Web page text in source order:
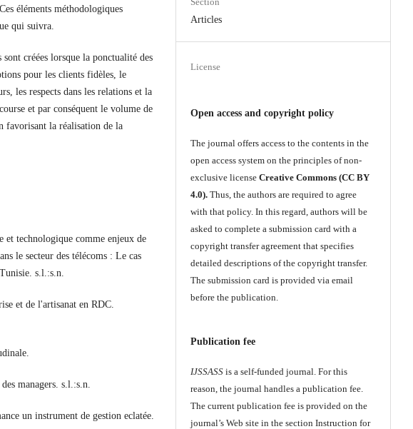
éléments méthodologiques
qui suivra.
créées lorsque la ponctualité des
pour les clients fidèles, le
les respects dans les relations et la
et par conséquent le volume de
favorisant la réalisation de la
technologique comme enjeux de
le secteur des télécoms : Le cas
s.l.:s.n.
et de l'artisanat en RDC.
managers. s.l.:s.n.
un instrument de gestion eclatée.
Articles
License
Open access and copyright policy
The journal offers access to the contents in the
open access system on the principles of non-
exclusive licenseCreative Commons (CC BY
4.0). Thus, the authors are required to agree
with that policy. In this regard, authors will be
asked to complete a submission card with a
copyright transfer agreement that specifies
detailed descriptions of the copyright transfer.
The submission card is provided via email
before the publication.
Publication fee
IJSSASS is a self-funded journal. For this
reason, the journal handles a publication fee.
The current publication fee is provided on the
journal’s Web site in the section Instruction for